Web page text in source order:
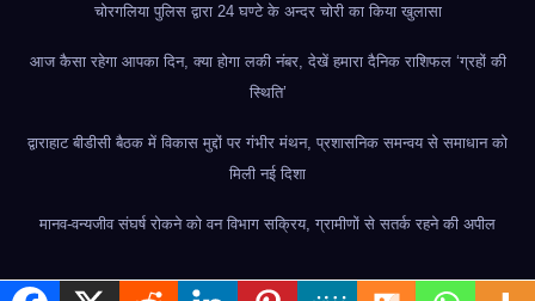
चोरगलिया पुलिस द्वारा 24 घण्टे के अन्दर चोरी का किया खुलासा
आज कैसा रहेगा आपका दिन, क्या होगा लकी नंबर, देखें हमारा दैनिक राशिफल ‘ग्रहों की
स्थिति’
द्वाराहाट बीडीसी बैठक में विकास मुद्दों पर गंभीर मंथन, प्रशासनिक समन्वय से समाधान को
मिली नई दिशा
मानव-वन्यजीव संघर्ष रोकने को वन विभाग सक्रिय, ग्रामीणों से सतर्क रहने की अपील